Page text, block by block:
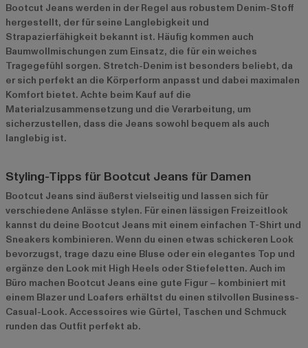
Bootcut Jeans werden in der Regel aus robustem Denim-Stoff
hergestellt, der für seine Langlebigkeit und
Strapazierfähigkeit bekannt ist. Häufig kommen auch
Baumwollmischungen zum Einsatz, die für ein weiches
Tragegefühl sorgen. Stretch-Denim ist besonders beliebt, da
er sich perfekt an die Körperform anpasst und dabei maximalen
Komfort bietet. Achte beim Kauf auf die
Materialzusammensetzung und die Verarbeitung, um
sicherzustellen, dass die Jeans sowohl bequem als auch
langlebig ist.
Styling-Tipps für Bootcut Jeans für Damen
Bootcut Jeans sind äußerst vielseitig und lassen sich für
verschiedene Anlässe stylen. Für einen lässigen Freizeitlook
kannst du deine Bootcut Jeans mit einem einfachen T-Shirt und
Sneakers kombinieren. Wenn du einen etwas schickeren Look
bevorzugst, trage dazu eine Bluse oder ein elegantes Top und
ergänze den Look mit High Heels oder Stiefeletten. Auch im
Büro machen Bootcut Jeans eine gute Figur – kombiniert mit
einem Blazer und Loafers erhältst du einen stilvollen Business-
Casual-Look. Accessoires wie Gürtel, Taschen und Schmuck
runden das Outfit perfekt ab.